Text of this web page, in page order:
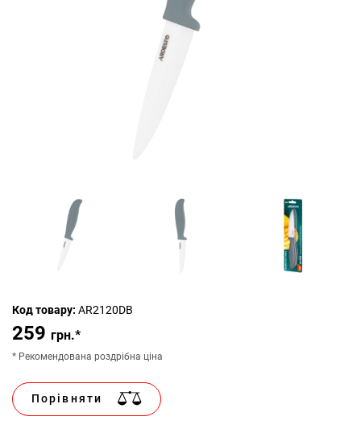
Код товару: AR2120DB
259 грн.*
* Рекомендована роздрібна ціна
Порівняти